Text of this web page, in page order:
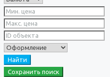
Найти
Сохранить поиск